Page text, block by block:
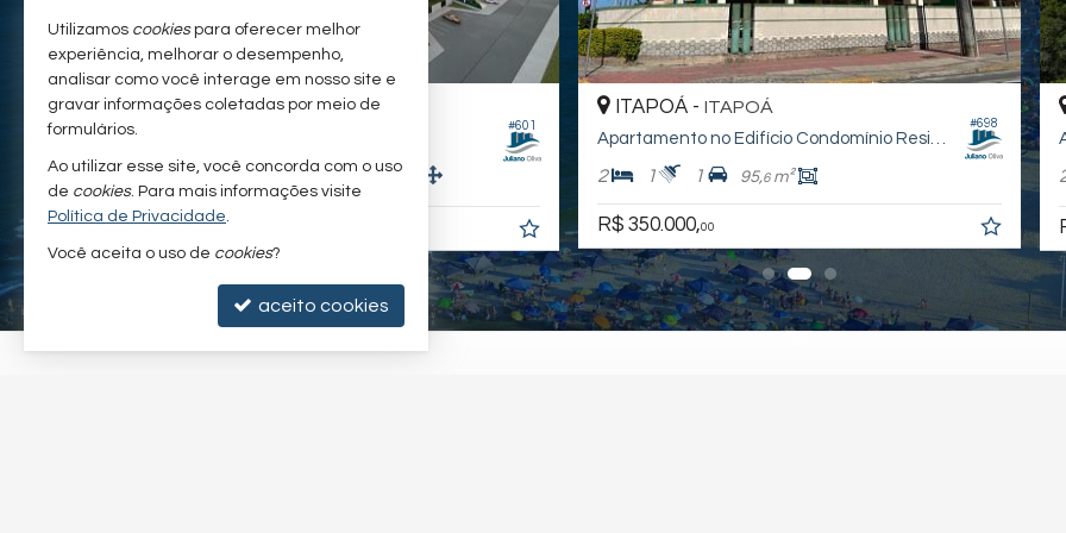
#821 #601
ITAPOÁ -BARRA DO SAI
2 2 1 64, m² 52, m²
R$ 713.000
#698
ITAPOÁ -ITAPOÁ
Apartamento no Edifício Condomínio Residencial Morada do Sol
2 1 1 95,6m²
R$ 350.000,00
Utilizamos cookiespara oferecer melhor
experiência, melhorar o desempenho,
analisar como você interage em nosso site e
gravar informações coletadas por meio de
formulários.
Ao utilizar esse site, você concorda com o uso
de cookies. Para mais informações visite
Política de Privacidade.
Você aceita o uso de cookies?
aceito cookies